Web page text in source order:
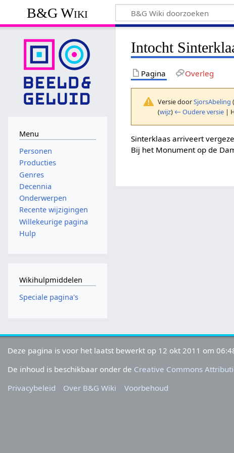
B&G Wiki
Intocht
Pagina Overleg
Versie doorSjorsAbeling
(wijz) ← Oudere versie |
Sinterklaas arriveert
Bij het Monument op de
Menu
Personen
Producties
Genres
Decennia
Onderwerpen
Recente wijzigingen
Willekeurige pagina
Hulp
Wikihulpmiddelen
Speciale pagina's
Deze pagina is voor het laatst bewerkt op 12 okt 2011 om
De inhoud is beschikbaar onder de Creative Commons
Privacybeleid
Over B&G Wiki Voorbehoud